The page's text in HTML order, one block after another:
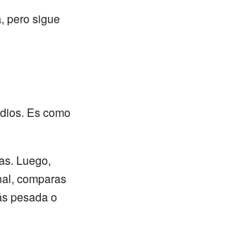
pero sigue
Es como
Luego,
comparas
pesada o